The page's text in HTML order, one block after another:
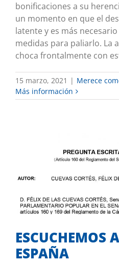
bonificaciones a su
un momento en que el
latente y es más
medidas para paliarlo. La
choca frontalmente con
15 marzo, 2021 | Merece
Más información
ESCUCHEMOS AL
ESCUCHEMOS
ESPAÑA